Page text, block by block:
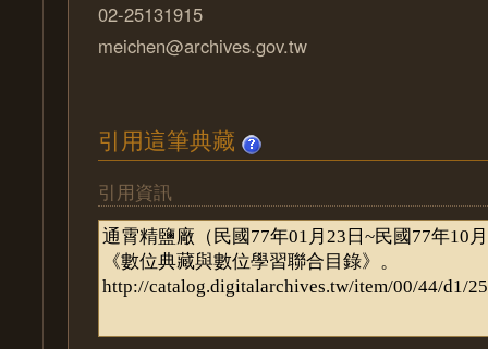
02-25131915
meichen@archives.gov.tw
引用這筆典藏
引用資訊